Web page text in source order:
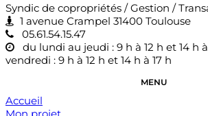
Syndic de copropriétés / Gestion /
1 avenue Crampel 31400 Toulouse
05.61.54.15.47
du lundi au jeudi : 9 h à 12 h et 14 h à
vendredi : 9 h à 12 h et 14 h à 17 h
MENU
Accueil